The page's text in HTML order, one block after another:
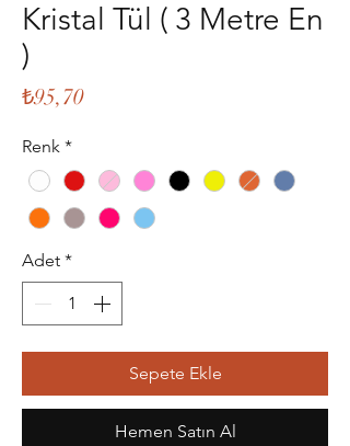
Kristal Tül ( 3 Metre En
)
₺95,70Fiyat
Renk *
Adet *
Sepete Ekle
Hemen Satın Al